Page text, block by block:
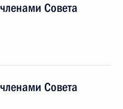
Совета
Совета